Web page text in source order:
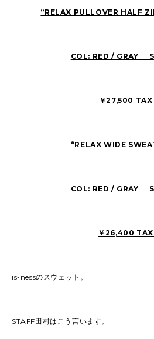
“RELAX PULLOVER HALF
COL: RED / GRAY
￥27,500 TAX
“RELAX WIDE
COL: RED / GRAY
￥26,400
is-nessのスウェット。
STAFF田村はこう言います。